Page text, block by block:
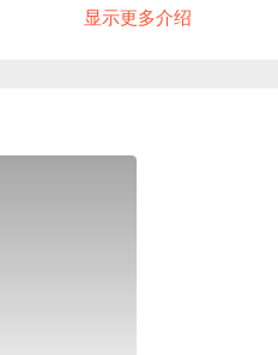
力！只要有食材，就可以做，所
显示更多介绍